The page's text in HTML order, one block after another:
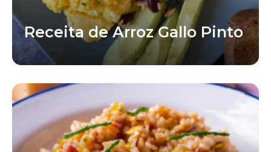
Receita de Arroz Gallo Pinto